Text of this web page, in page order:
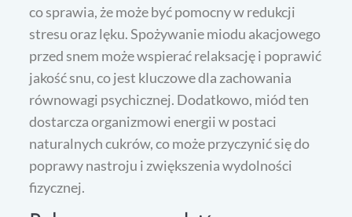
co sprawia, że może być pomocny w redukcji
stresu oraz lęku. Spożywanie miodu akacjowego
przed snem może wspierać relaksację i poprawić
jakość snu, co jest kluczowe dla zachowania
równowagi psychicznej. Dodatkowo, miód ten
dostarcza organizmowi energii w postaci
naturalnych cukrów, co może przyczynić się do
poprawy nastroju i zwiększenia wydolności
fizycznej.